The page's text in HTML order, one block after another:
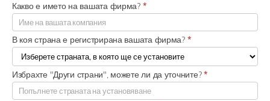
Какво е името на вашата фирма? *
В коя страна е регистрирана вашата фирма? *
Избрахте "Други страни", можете ли да уточните?*